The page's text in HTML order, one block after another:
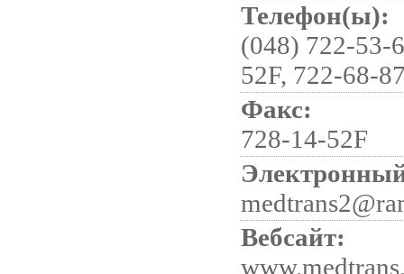
Телефон(ы):
(048) 722-53-
52F, 722-68-
Факс:
728-14-52F
Вебсайт: